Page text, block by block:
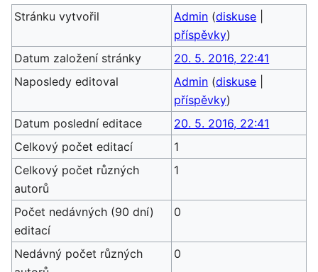
Stránku vytvořil Admin (diskuse
příspěvky)
Datum založení stránky
20. 5. 2016, 22:41
Naposledy editoval
Admin (diskuse
příspěvky)
Datum poslední editace
20. 5. 2016, 22:41
Celkový počet editací
1
Celkový počet různých
autorů
1
Počet nedávných (90 dní)
editací
0
Nedávný počet různých
0